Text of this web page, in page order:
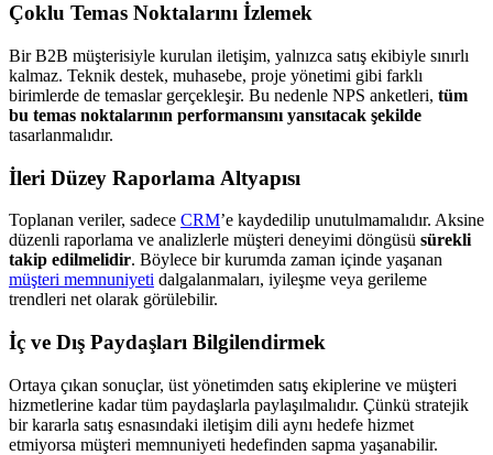
Çoklu Temas Noktalarını İzlemek
Bir B2B müşterisiyle kurulan iletişim, yalnızca satış ekibiyle sınırlı
kalmaz. Teknik destek, muhasebe, proje yönetimi gibi farklı
birimlerde de temaslar gerçekleşir. Bu nedenle NPS anketleri, tüm
bu temas noktalarının performansını yansıtacak şekilde
tasarlanmalıdır.
İleri Düzey Raporlama Altyapısı
Toplanan veriler, sadece CRM’e kaydedilip unutulmamalıdır. Aksine
düzenli raporlama ve analizlerle müşteri deneyimi döngüsü sürekli
takip edilmelidir. Böylece bir kurumda zaman içinde yaşanan
müşteri memnuniyeti dalgalanmaları, iyileşme veya gerileme
trendleri net olarak görülebilir.
İç ve Dış Paydaşları Bilgilendirmek
Ortaya çıkan sonuçlar, üst yönetimden satış ekiplerine ve müşteri
hizmetlerine kadar tüm paydaşlarla paylaşılmalıdır. Çünkü stratejik
bir kararla satış esnasındaki iletişim dili aynı hedefe hizmet
etmiyorsa müşteri memnuniyeti hedefinden sapma yaşanabilir.